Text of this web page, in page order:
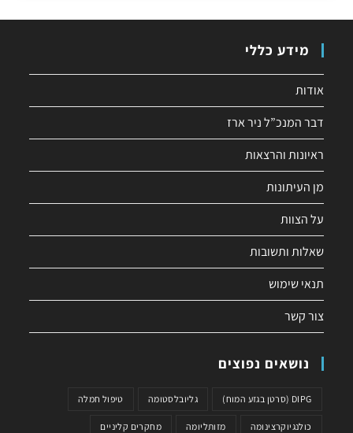
מידע כללי
אודות
דבר המנכ”ל ניר ארז
ראיונות והרצאות
מן העיתונות
על הצוות
שאלות ותשובות
תנאי שימוש
צור קשר
נושאים נפוצים
DIPG (סרטן בגזע המוח) גליובלסטומה טיפול חמלה
כולנגיוקרצינומה מזותליומה מחקרים קליניים